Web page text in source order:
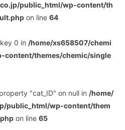
public_html/wp-content/th
on line64
0 in /home/xs658507/chemi
content/themes/chemic/single
"cat_ID" on null in /home/
public_html/wp-content/them
on line65